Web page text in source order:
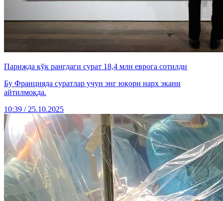
Парижда кўк рангдаги сурат 18,4 млн еврога сотилди
Бу Францияда суратлар учун энг юқори нарх экани
айтилмоқда.
10:39 / 25.10.2025